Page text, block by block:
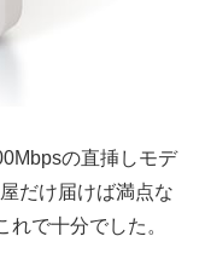
の直挿しモデ
だけ届けば満点な
で十分でした。